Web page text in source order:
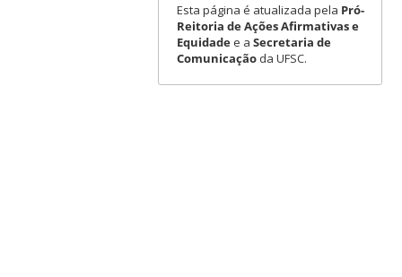
Esta página é atualizada pela Pró-
Reitoria de Ações Afirmativas e
Equidadee a Secretaria de
Comunicaçãoda UFSC.